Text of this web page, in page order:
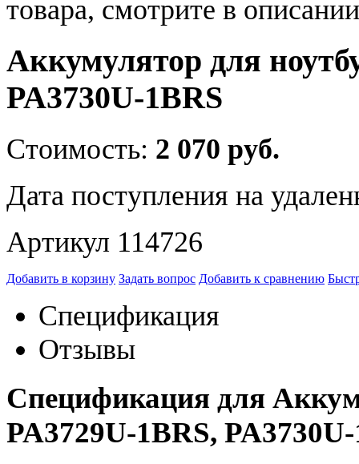
товара, смотрите в
Аккумулятор для
PA3730U-1BRS
Стоимость: 2 070 руб.
Дата поступления на
Артикул 114726
Добавить в корзину Задать вопрос Добавить к сравнению
Спецификация
Отзывы
Спецификация для
PA3729U-1BRS,